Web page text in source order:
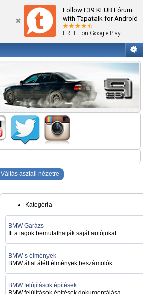
Follow E39 KLUB Fórum
with Tapatalk for Android
FREE - on Google Play
Váltás asztali nézetre
Kategória
BMW Garázs
Itt a tagok bemutathatják saját autójukat.
BMW-s élmények
BMW által átélt élmények beszámolók
BMW felújítások építések